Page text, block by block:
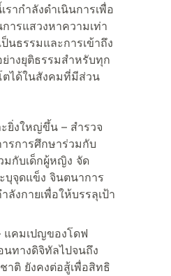
ากำลังดำเนินการเพื่อ
ารแสวงหาความเท่า
นธรรมและการเข้าถึง
างยุติธรรมสำหรับทุก
ตได้ในสังคมที่มีส่วน
ยิ่งใหญ่ขึ้น – สำรวจ
รการศึกษาร่วมกับ
มกับเด็กผู้หญิง จัด
บุจุดแข็ง จินตนาการ
งกายเพื่อให้บรรลุเป้า
แคมเปญของโดฟ
นทางดิจิทัลไปจนถึง
าติ ยังคงต่อสู้เพื่อสิทธิ